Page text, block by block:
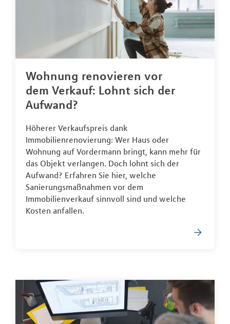
Wohnung renovieren vor
dem Verkauf: Lohnt sich der
Aufwand?
Höherer Verkaufspreis dank
Immobilienrenovierung: Wer Haus oder
Wohnung auf Vordermann bringt, kann mehr für
das Objekt verlangen. Doch lohnt sich der
Aufwand? Erfahren Sie hier, welche
Sanierungsmaßnahmen vor dem
Immobilienverkauf sinnvoll sind und welche
Kosten anfallen.